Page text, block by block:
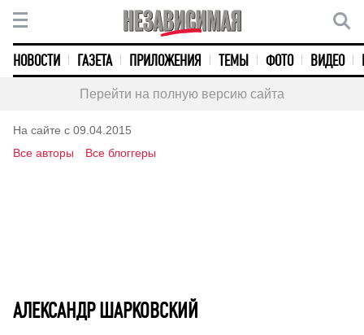
НОВОСТИ ГАЗЕТА ПРИЛОЖЕНИЯ ТЕМЫ ФОТО ВИДЕО
Перейти на полную версию сайта
На сайте с 09.04.2015
Все авторы
Все блоггеры
АЛЕКСАНДР ШАРКОВСКИЙ